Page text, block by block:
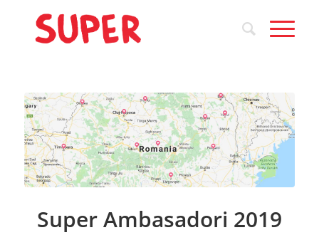
Super Ambasadori 2019